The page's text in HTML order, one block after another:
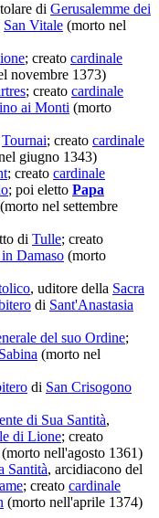
di Gerusalemme dei
San Vitale (morto nel
; creato cardinale
novembre 1373)
; creato cardinale
ai Monti (morto
Tournai; creato cardinale
giugno 1343)
; creato cardinale
; poi eletto Papa
nel settembre
di Tulle; creato
Damaso (morto
, uditore della Sacra
di Sant'Anastasia
del suo Ordine;
(morto nel
di San Crisogono
di Sua Santità,
di Lione; creato
(morto nell'agosto 1361)
Santità, arcidiacono del
; creato cardinale
(morto nell'aprile 1374)